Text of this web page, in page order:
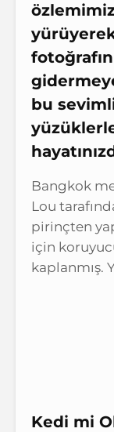
bu
Bangkok
Lou
pirinçten
için
kaplanmış.
Kedi mi